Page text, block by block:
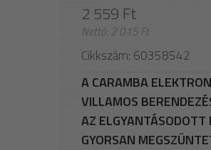
2 559 Ft
Nettó: 2 015 Ft
Cikkszám: 60358542
A CARAMBA
VILLAMOS
AZ ELGYANTÁSODOTT
GYORSAN